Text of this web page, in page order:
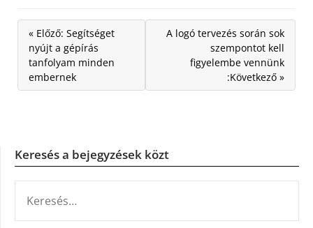
« Előző: Segítséget
nyújt a gépírás
tanfolyam minden
embernek
A logó tervezés során sok
szempontot kell
figyelembe vennünk
:Következő »
Keresés a bejegyzések közt